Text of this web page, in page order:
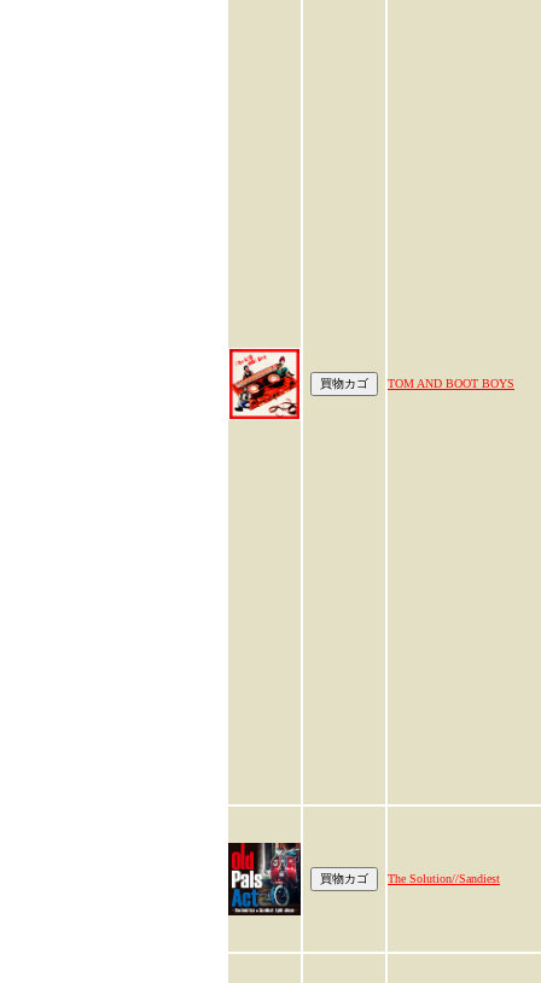
TOM AND BOOT BOYS
The Solution//Sandiest